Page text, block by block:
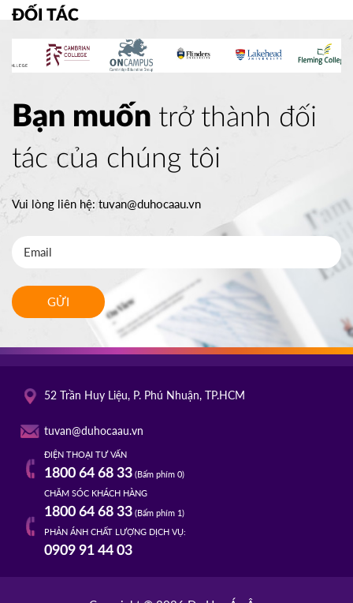
ĐỐI TÁC
Bạn muốn trở thành đối
tác của chúng tôi
Vui lòng liên hệ:tuvan@duhocaau.vn
GỬI
52 Trần Huy Liệu, P. Phú Nhuận, TP.HCM
tuvan@duhocaau.vn
ĐIỆN THOẠI TƯ VẤN
1800 64 68 33(Bấm phím 0)
CHĂM SÓC KHÁCH HÀNG
1800 64 68 33(Bấm phím 1)
PHẢN ÁNH CHẤT LƯỢNG DỊCH VỤ:
0909 91 44 03